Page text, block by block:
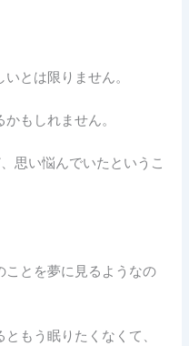
とは限りません。
もしれません。
思い悩んでいたというこ
ことを夢に見るようなの
もう眠りたくなくて、